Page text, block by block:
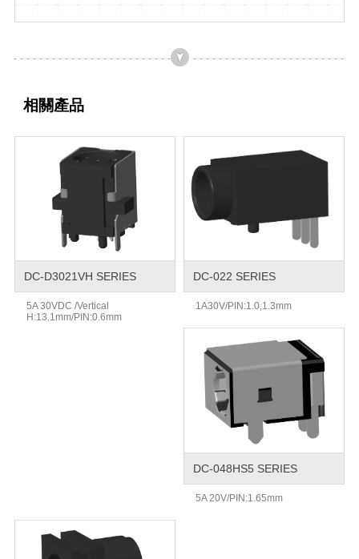
相關產品
DC-D3021VH SERIES
5A 30VDC /Vertical
H:13.1mm/PIN:0.6mm
DC-022 SERIES
1A30V/PIN:1.0,1.3mm
DC-048HS5 SERIES
5A 20V/PIN:1.65mm